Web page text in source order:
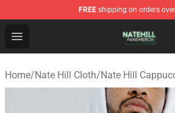
FREE shipping on orders
Open menu
Nate Hill Shop - Official Nate Hill
Home/Nate Hill Cloth/Nate Hill